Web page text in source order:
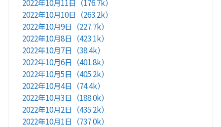
2022年10月11日（176.7k）
2022年10月10日（263.2k）
2022年10月9日（227.7k）
2022年10月8日（423.1k）
2022年10月7日（38.4k）
2022年10月6日（401.8k）
2022年10月5日（405.2k）
2022年10月4日（74.4k）
2022年10月3日（188.0k）
2022年10月2日（435.2k）
2022年10月1日（737.0k）